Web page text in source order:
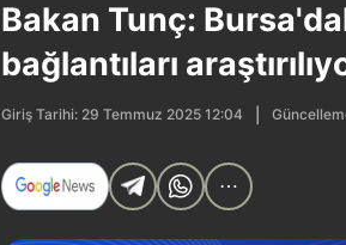
Bakan Tunç:
bağlantıları
Giriş Tarihi: 29 Temmuz 2025 12:04